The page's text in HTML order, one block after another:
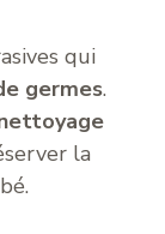
qui
germes.
la